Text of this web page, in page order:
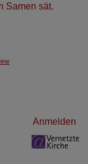
Samen sät.
Anmelden